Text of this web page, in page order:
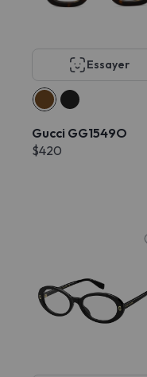
Essayer
Gucci GG1549O
$420